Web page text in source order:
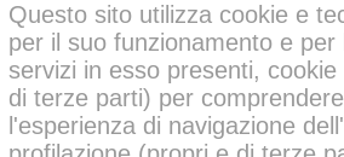
Cod. 71.53.32
Campanella in ceramica
coniglietto
Questo sito utilizza cookie e
per il suo funzionamento e per
servizi in esso presenti,
di terze parti) per
l'esperienza di navigazione